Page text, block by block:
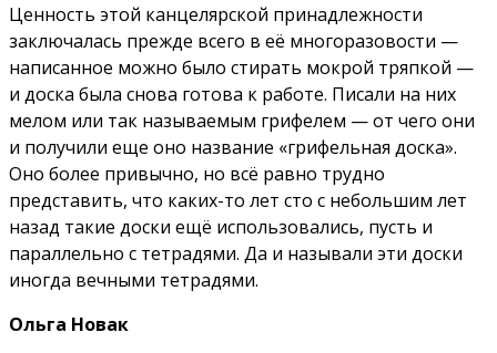
Ценность этой канцелярской принадлежности
заключалась прежде всего в её многоразовости —
написанное можно было стирать мокрой тряпкой —
и доска была снова готова к работе. Писали на них
мелом или так называемым грифелем — от чего они
и получили еще оно название «грифельная доска».
Оно более привычно, но всё равно трудно
представить, что каких-то лет сто с небольшим лет
назад такие доски ещё использовались, пусть и
параллельно с тетрадями. Да и называли эти доски
иногда вечными тетрадями.
Ольга Новак